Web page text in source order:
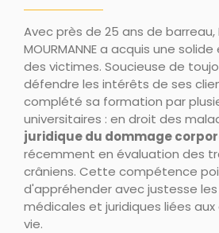
Avec près de 25 ans de
MOURMANNE a acquis une
des victimes. Soucieuse de
défendre les intérêts de ses
complété sa formation par
universitaires : en droit des
juridique du dommage
récemment en évaluation des
crâniens. Cette compétence
d'appréhender avec justesse
médicales et juridiques liées
vie.